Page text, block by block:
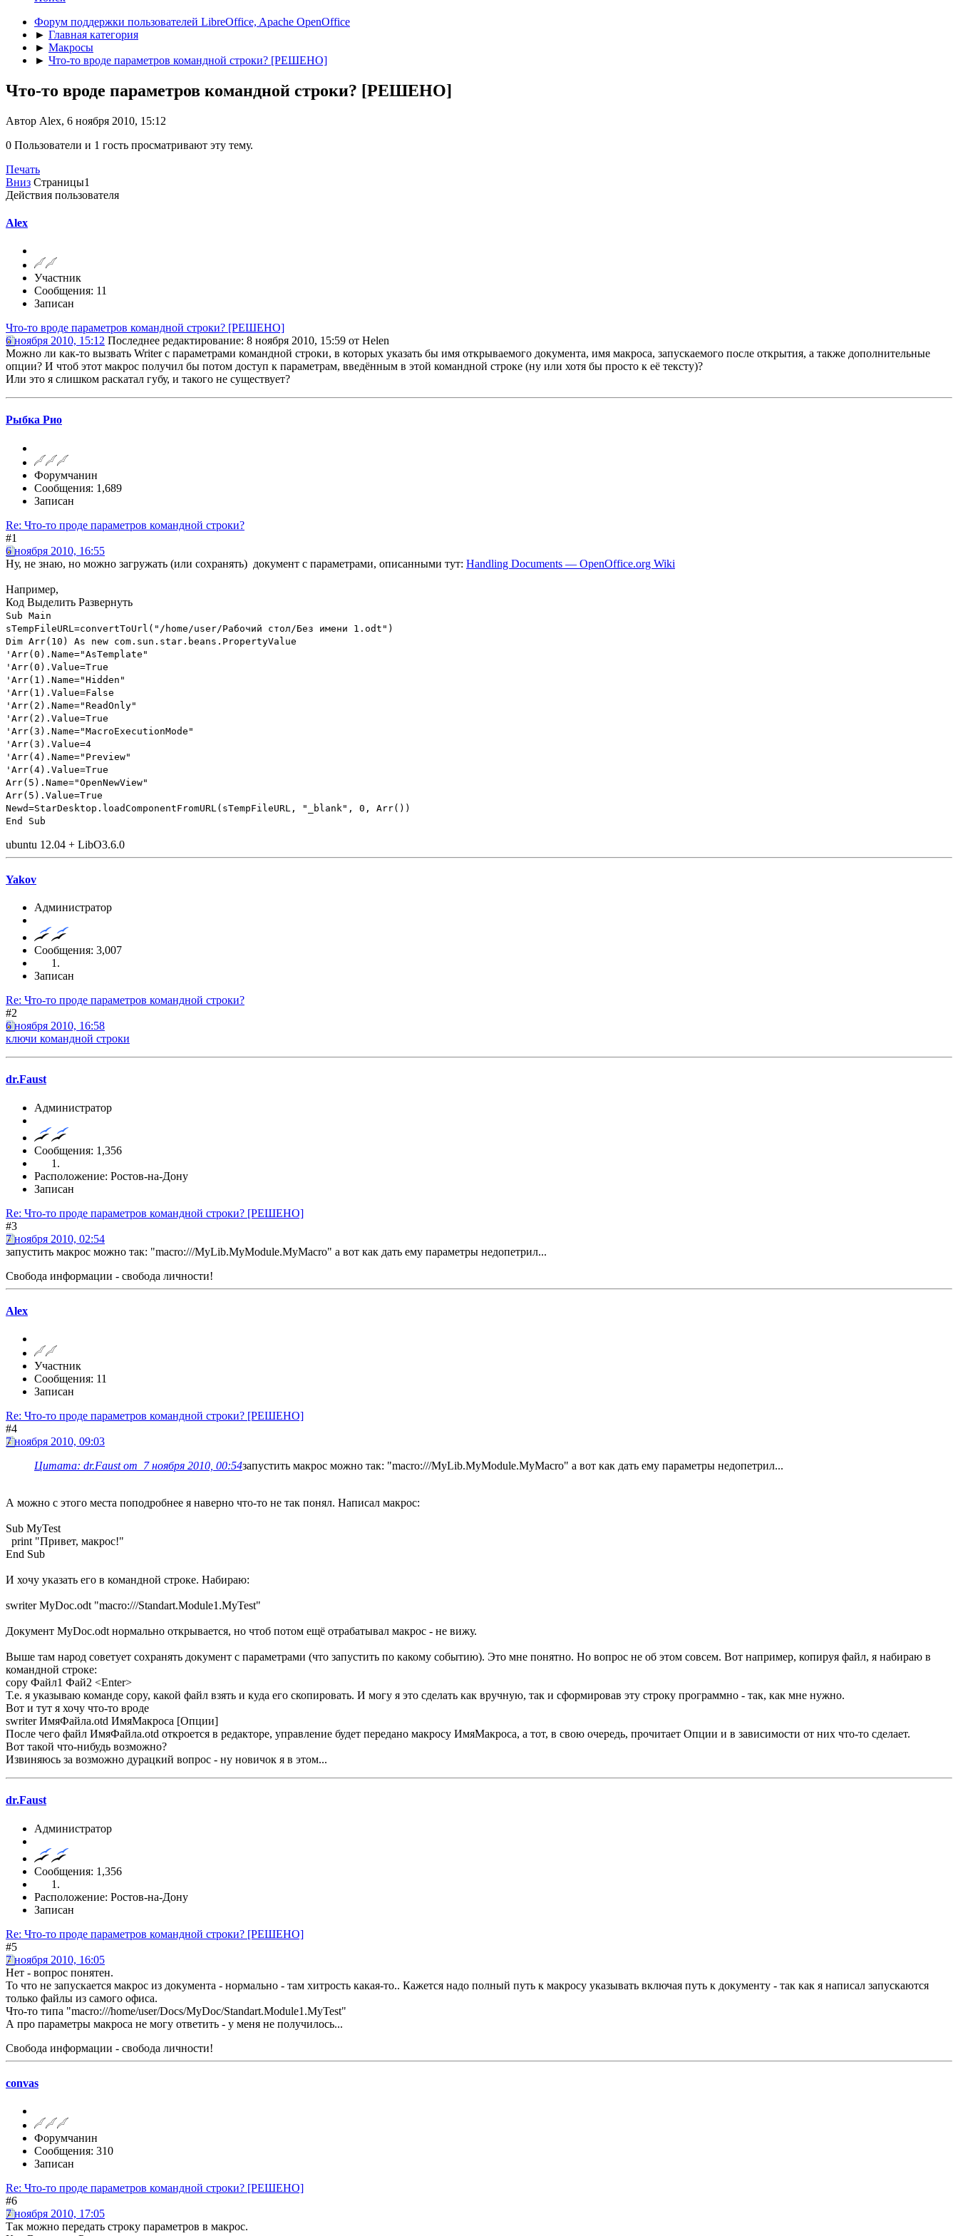
Форум поддержки пользователей LibreOffice, Apache OpenOffice
► Главная категория
► Макросы
► Что-то вроде параметров командной строки? [РЕШЕНО]
Что-то вроде параметров командной строки? [РЕШЕНО]
Автор Alex, 6 ноября 2010, 15:12
0 Пользователи и 1 гость просматривают эту тему.
Печать
Вниз Страницы1
Действия пользователя
Alex
Участник
Сообщения: 11
Записан
Что-то вроде параметров командной строки? [РЕШЕНО]
6 ноября 2010, 15:12 Последнее редактирование: 8 ноября 2010, 15:59 от Helen
Можно ли как-то вызвать Writer с параметрами командной строки, в которых указать бы имя открываемого документа, имя макроса, запускаемого после открытия, а также дополнительные
опции? И чтоб этот макрос получил бы потом доступ к параметрам, введённым в этой командной строке (ну или хотя бы просто к её тексту)?
Или это я слишком раскатал губу, и такого не существует?
Рыбка Рио
Форумчанин
Сообщения: 1,689
Записан
Re: Что-то проде параметров командной строки?
#1
6 ноября 2010, 16:55
Ну, не знаю, но можно загружать (или сохранять) документ с параметрами, описанными тут: Handling Documents — OpenOffice.org Wiki
Например,
Код Выделить Развернуть
Sub Main
sTempFileURL=convertToUrl("/home/user/Рабочий стол/Без имени 1.odt")
Dim Arr(10) As new com.sun.star.beans.PropertyValue
'Arr(0).Name="AsTemplate"
'Arr(0).Value=True
'Arr(1).Name="Hidden"
'Arr(1).Value=False
'Arr(2).Name="ReadOnly"
'Arr(2).Value=True
'Arr(3).Name="MacroExecutionMode"
'Arr(3).Value=4
'Arr(4).Name="Preview"
'Arr(4).Value=True
Arr(5).Name="OpenNewView"
Arr(5).Value=True
Newd=StarDesktop.loadComponentFromURL(sTempFileURL, "_blank", 0, Arr())
End Sub
ubuntu 12.04 + LibO3.6.0
Yakov
Администратор
Сообщения: 3,007
Записан
Re: Что-то проде параметров командной строки?
#2
6 ноября 2010, 16:58
ключи командной строки
dr.Faust
Администратор
Сообщения: 1,356
Расположение: Ростов-на-Дону
Записан
Re: Что-то проде параметров командной строки? [РЕШЕНО]
#3
7 ноября 2010, 02:54
запустить макрос можно так: "macro:///MyLib.MyModule.MyMacro" а вот как дать ему параметры недопетрил...
Свобода информации - свобода личности!
Alex
Участник
Сообщения: 11
Записан
Re: Что-то проде параметров командной строки? [РЕШЕНО]
#4
7 ноября 2010, 09:03
Цитата: dr.Faust от 7 ноября 2010, 00:54запустить макрос можно так: "macro:///MyLib.MyModule.MyMacro" а вот как дать ему параметры недопетрил...
А можно с этого места поподробнее я наверно что-то не так понял. Написал макрос:
Sub MyTest
print "Привет, макрос!"
End Sub
И хочу указать его в командной строке. Набираю:
swriter MyDoc.odt "macro:///Standart.Module1.MyTest"
Документ MyDoc.odt нормально открывается, но чтоб потом ещё отрабатывал макрос - не вижу.
Выше там народ советует сохранять документ с параметрами (что запустить по какому событию). Это мне понятно. Но вопрос не об этом совсем. Вот например, копируя файл, я набираю в
командной строке:
copy Файл1 Фай2 <Enter>
Т.е. я указываю команде copy, какой файл взять и куда его скопировать. И могу я это сделать как вручную, так и сформировав эту строку программно - так, как мне нужно.
Вот и тут я хочу что-то вроде
swriter ИмяФайла.otd ИмяМакроса [Опции]
После чего файл ИмяФайла.otd откроется в редакторе, управление будет передано макросу ИмяМакроса, а тот, в свою очередь, прочитает Опции и в зависимости от них что-то сделает.
Вот такой что-нибудь возможно?
Извиняюсь за возможно дурацкий вопрос - ну новичок я в этом...
dr.Faust
Администратор
Сообщения: 1,356
Расположение: Ростов-на-Дону
Записан
Re: Что-то проде параметров командной строки? [РЕШЕНО]
#5
7 ноября 2010, 16:05
Нет - вопрос понятен.
То что не запускается макрос из документа - нормально - там хитрость какая-то.. Кажется надо полный путь к макросу указывать включая путь к документу - так как я написал запускаются
только файлы из самого офиса.
Что-то типа "macro:///home/user/Docs/MyDoc/Standart.Module1.MyTest"
А про параметры макроса не могу ответить - у меня не получилось...
Свобода информации - свобода личности!
convas
Форумчанин
Сообщения: 310
Записан
Re: Что-то проде параметров командной строки? [РЕШЕНО]
#6
7 ноября 2010, 17:05
Так можно передать строку параметров в макрос.